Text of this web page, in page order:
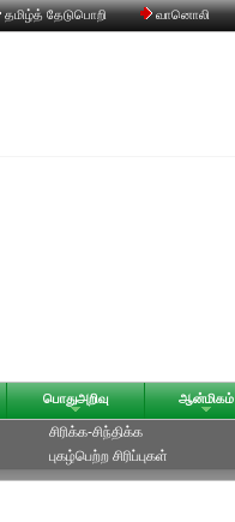
தமிழ்த் தேடுபொறி வானொலி
பொதுஅறிவு ஆன்மிகம்
சிரிக்க-சிந்திக்க
புகழ்பெற்ற சிரிப்புகள்